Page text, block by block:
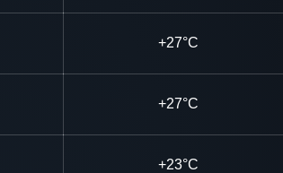
+27°C
+27°C
+23°C